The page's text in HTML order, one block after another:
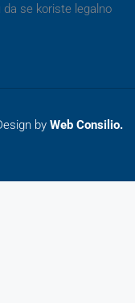
se koriste legalno
by Web Consilio.